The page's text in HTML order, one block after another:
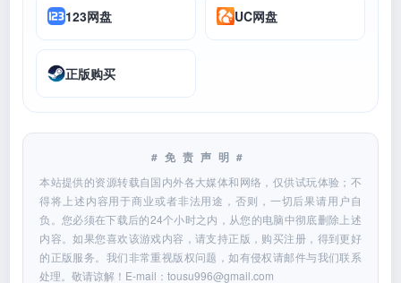
123网盘 UC网盘
正版购买
#免责声明#
本站提供的资源转载自国内外各大媒体和网络，仅供试玩体验；不
得将上述内容用于商业或者非法用途，否则，一切后果请用户自
负。您必须在下载后的24个小时之内，从您的电脑中彻底删除上述
内容。如果您喜欢该游戏内容，请支持正版，购买注册，得到更好
的正版服务。我们非常重视版权问题，如有侵权请邮件与我们联系
处理。敬请谅解！E-mail：tousu996@gmail.com